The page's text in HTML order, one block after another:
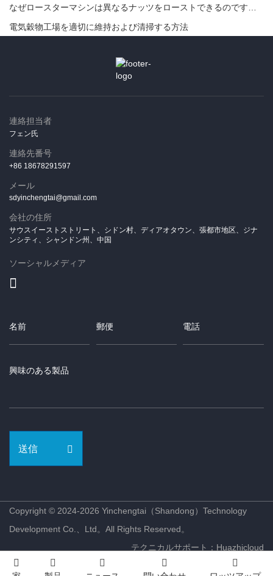
なぜロースターマシンは異なるナッツをローストできるのですか？
電気穀物工場を適切に維持および清掃する方法
連絡担当者
フェン氏
連絡先番号
+86 18678291597
メール
sdyinchengtai@gmail.com
会社の住所
サウスイーストストリート、シドン村、ディアオタウン、張都市地区、ジナ
ンシティ、シャンドン州、中国
ソーシャルメディア
送信
Copyright © 2024-2026 Yinchengtai（Shandong）Technology
Development Co.、Ltd。All Rights Reserved。
テクニカルサポート：Huazhicloud